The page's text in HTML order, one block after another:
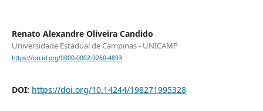
Renato Alexandre Oliveira Candido
Universidade Estadual de Campinas - UNICAMP
https://orcid.org/0000-0002-9260-4893
DOI: https://doi.org/10.14244/198271995328